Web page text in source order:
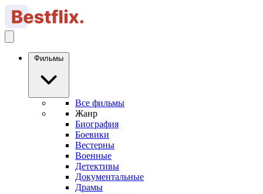
Фильмы
Все фильмы
Жанр
Биография
Боевики
Вестерны
Военные
Детективы
Документальные
Драмы